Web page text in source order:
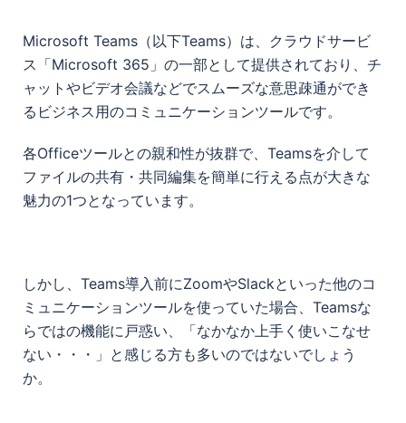
Microsoft Teams（以下Teams）は、クラウドサービ
ス「Microsoft 365」の一部として提供されており、チ
ャットやビデオ会議などでスムーズな意思疎通ができ
るビジネス用のコミュニケーションツールです。
各Officeツールとの親和性が抜群で、Teamsを介して
ファイルの共有・共同編集を簡単に行える点が大きな
魅力の1つとなっています。
しかし、Teams導入前にZoomやSlackといった他のコ
ミュニケーションツールを使っていた場合、Teamsな
らではの機能に戸惑い、「なかなか上手く使いこなせ
ない・・・」と感じる方も多いのではないでしょう
か。